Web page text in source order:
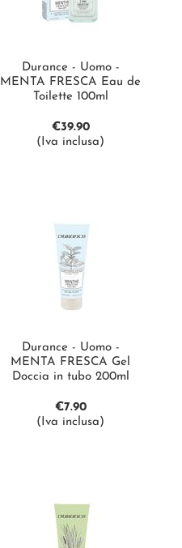
Durance - Uomo -
MENTA FRESCA Eau de
Toilette 100ml
€39.90
(Iva inclusa)
Durance - Uomo -
MENTA FRESCA Gel
Doccia in tubo 200ml
€7.90
(Iva inclusa)